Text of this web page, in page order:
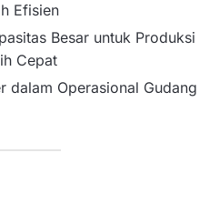
Efisien
Besar untuk Produksi
Cepat
dalam Operasional Gudang